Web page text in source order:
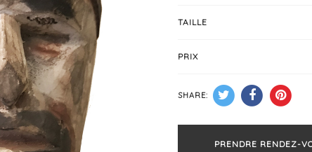
TAILLE
PRIX
SHARE:
PRENDRE RENDEZ-